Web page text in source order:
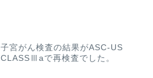
子宮がん検査の結果がASC-US
CLASSⅢaで再検査でした。